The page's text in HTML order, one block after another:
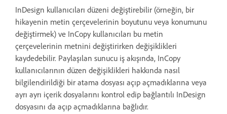
InDesign kullanıcıları düzeni değiştirebilir (örneğin, bir
hikayenin metin çerçevelerinin boyutunu veya konumunu
değiştirmek) ve InCopy kullanıcıları bu metin
çerçevelerinin metnini değiştirirken değişiklikleri
kaydedebilir. Paylaşılan sunucu iş akışında, InCopy
kullanıcılarının düzen değişiklikleri hakkında nasıl
bilgilendirildiği bir atama dosyası açıp açmadıklarına veya
ayrı ayrı içerik dosyalarını kontrol edip bağlantılı InDesign
dosyasını da açıp açmadıklarına bağlıdır.